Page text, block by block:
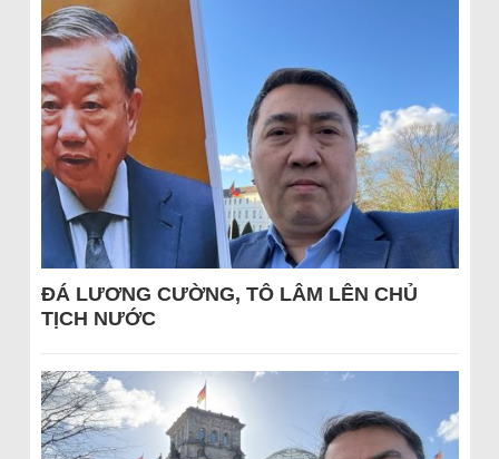
ĐÁ LƯƠNG CƯỜNG, TÔ LÂM LÊN CHỦ
TỊCH NƯỚC